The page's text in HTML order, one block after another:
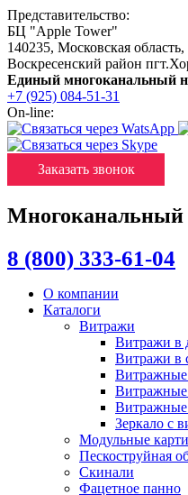
Представительство:
БЦ "Apple Tower"
140235, Московская область,
Воскресенский район
Единый многоканальный
+7 (925) 084-51-31
On-line:
Заказать звонок
Многоканальный
8 (800) 333-61-04
О компании
Каталоги
Витражи
Витражи в
Витражи в
Витражные
Витражные
Витражные
Зеркало с
Модульные
Пескоструйная
Скинали
Фацетное панно